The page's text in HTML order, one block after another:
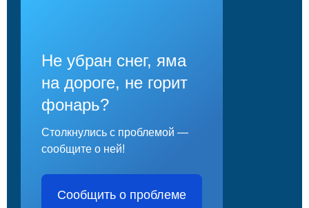
Не убран снег, яма
на дороге, не горит
фонарь?
Столкнулись с проблемой —
сообщите о ней!
Сообщить о проблеме